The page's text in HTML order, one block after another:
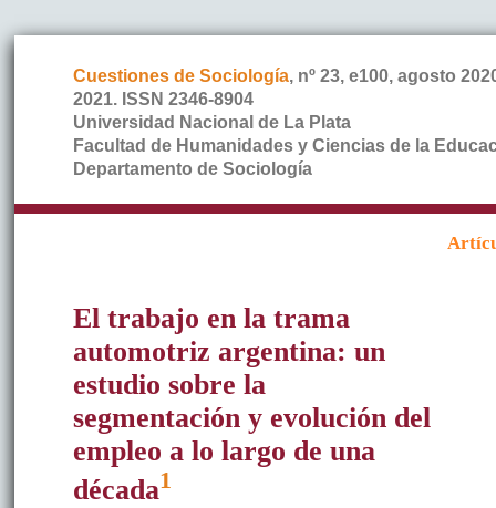
Cuestiones de Sociología, nº 23, e100, agosto
2021. ISSN 2346-8904
Universidad Nacional de La Plata
Facultad de Humanidades y Ciencias de la
Departamento de Sociología
El trabajo en la trama
automotriz argentina: un
estudio sobre la
segmentación y evolución del
empleo a lo largo de una
década1